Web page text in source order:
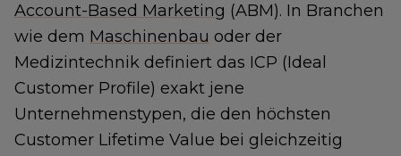
Account-Based Marketing (ABM). In Branchen
wie dem Maschinenbau oder der
Medizintechnik definiert das ICP (Ideal
Customer Profile) exakt jene
Unternehmenstypen, die den höchsten
Customer Lifetime Value bei gleichzeitig